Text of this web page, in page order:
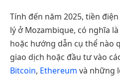
Tính đến năm 2025, tiền
lý ở Mozambique, có nghĩa
hoặc hướng dẫn cụ thể nào
giao dịch hoặc đầu tư vào
Bitcoin, Ethereum và những